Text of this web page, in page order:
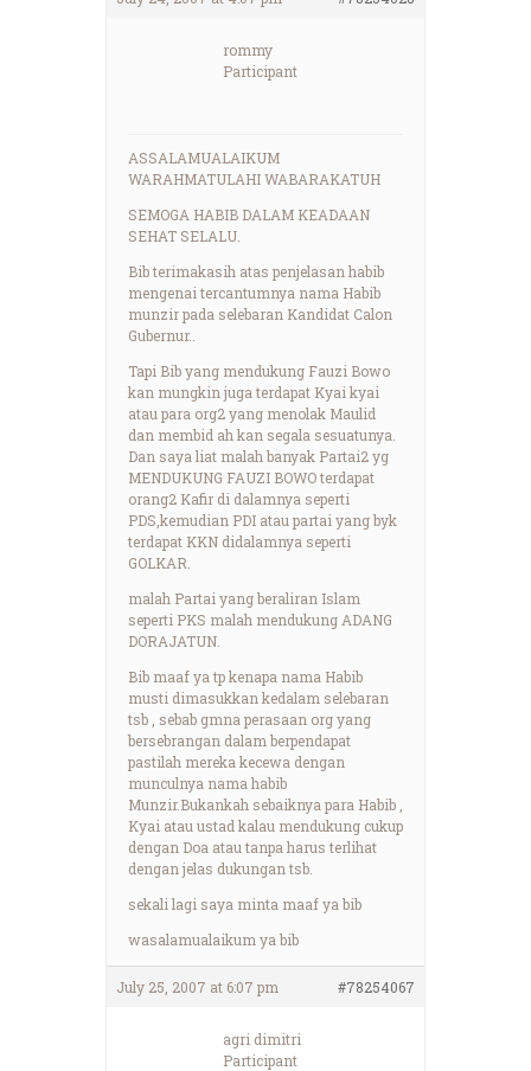
rommy
Participant
ASSALAMUALAIKUM
WARAHMATULAHI WABARAKATUH
SEMOGA HABIB DALAM KEADAAN
SEHAT SELALU.
Bib terimakasih atas penjelasan habib
mengenai tercantumnya nama Habib
munzir pada selebaran Kandidat Calon
Gubernur..
Tapi Bib yang mendukung Fauzi Bowo
kan mungkin juga terdapat Kyai kyai
atau para org2 yang menolak Maulid
dan membid ah kan segala sesuatunya.
Dan saya liat malah banyak Partai2 yg
MENDUKUNG FAUZI BOWO terdapat
orang2 Kafir di dalamnya seperti
PDS,kemudian PDI atau partai yang byk
terdapat KKN didalamnya seperti
GOLKAR.
malah Partai yang beraliran Islam
seperti PKS malah mendukung ADANG
DORAJATUN.
Bib maaf ya tp kenapa nama Habib
musti dimasukkan kedalam selebaran
tsb , sebab gmna perasaan org yang
bersebrangan dalam berpendapat
pastilah mereka kecewa dengan
munculnya nama habib
Munzir.Bukankah sebaiknya para Habib ,
Kyai atau ustad kalau mendukung cukup
dengan Doa atau tanpa harus terlihat
dengan jelas dukungan tsb.
sekali lagi saya minta maaf ya bib
wasalamualaikum ya bib
July 25, 2007 at 6:07 pm #78254067
agri dimitri
Participant